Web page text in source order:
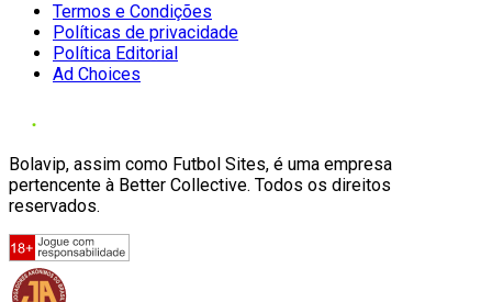
Termos e Condições
Políticas de privacidade
Política Editorial
Ad Choices
Bolavip, assim como Futbol Sites, é uma empresa
pertencente à Better Collective. Todos os direitos
reservados.